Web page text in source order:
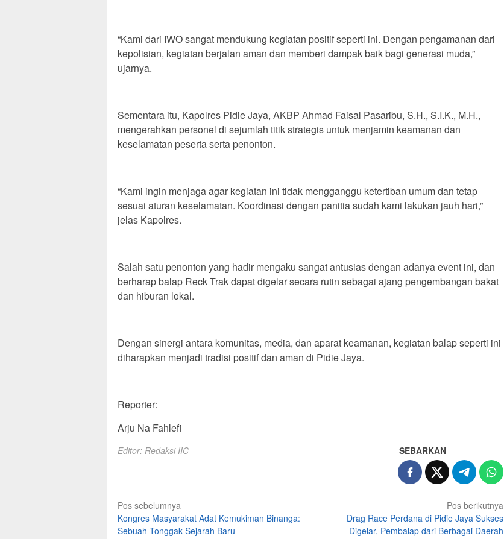
“Kami dari IWO sangat mendukung kegiatan positif seperti ini. Dengan pengamanan dari
kepolisian, kegiatan berjalan aman dan memberi dampak baik bagi generasi muda,”
ujarnya.
Sementara itu, Kapolres Pidie Jaya, AKBP Ahmad Faisal Pasaribu, S.H., S.I.K., M.H.,
mengerahkan personel di sejumlah titik strategis untuk menjamin keamanan dan
keselamatan peserta serta penonton.
“Kami ingin menjaga agar kegiatan ini tidak mengganggu ketertiban umum dan tetap
sesuai aturan keselamatan. Koordinasi dengan panitia sudah kami lakukan jauh hari,”
jelas Kapolres.
Salah satu penonton yang hadir mengaku sangat antusias dengan adanya event ini, dan
berharap balap Reck Trak dapat digelar secara rutin sebagai ajang pengembangan bakat
dan hiburan lokal.
Dengan sinergi antara komunitas, media, dan aparat keamanan, kegiatan balap seperti ini
diharapkan menjadi tradisi positif dan aman di Pidie Jaya.
Reporter:
Arju Na Fahlefi
Editor: Redaksi IIC SEBARKAN
Navigasi
pos
Pos sebelumnya
Kongres Masyarakat Adat Kemukiman Binanga:
Sebuah Tonggak Sejarah Baru
Pos berikutnya
Drag Race Perdana di Pidie Jaya Sukses
Digelar, Pembalap dari Berbagai Daerah